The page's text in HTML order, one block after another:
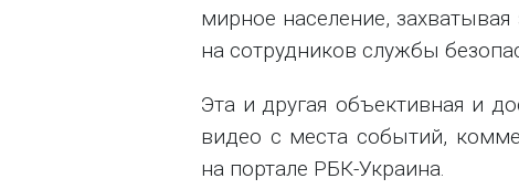
мирное население,
на сотрудников службы
Эта и другая объективная и
видео с места событий,
на портале РБК-Украина.